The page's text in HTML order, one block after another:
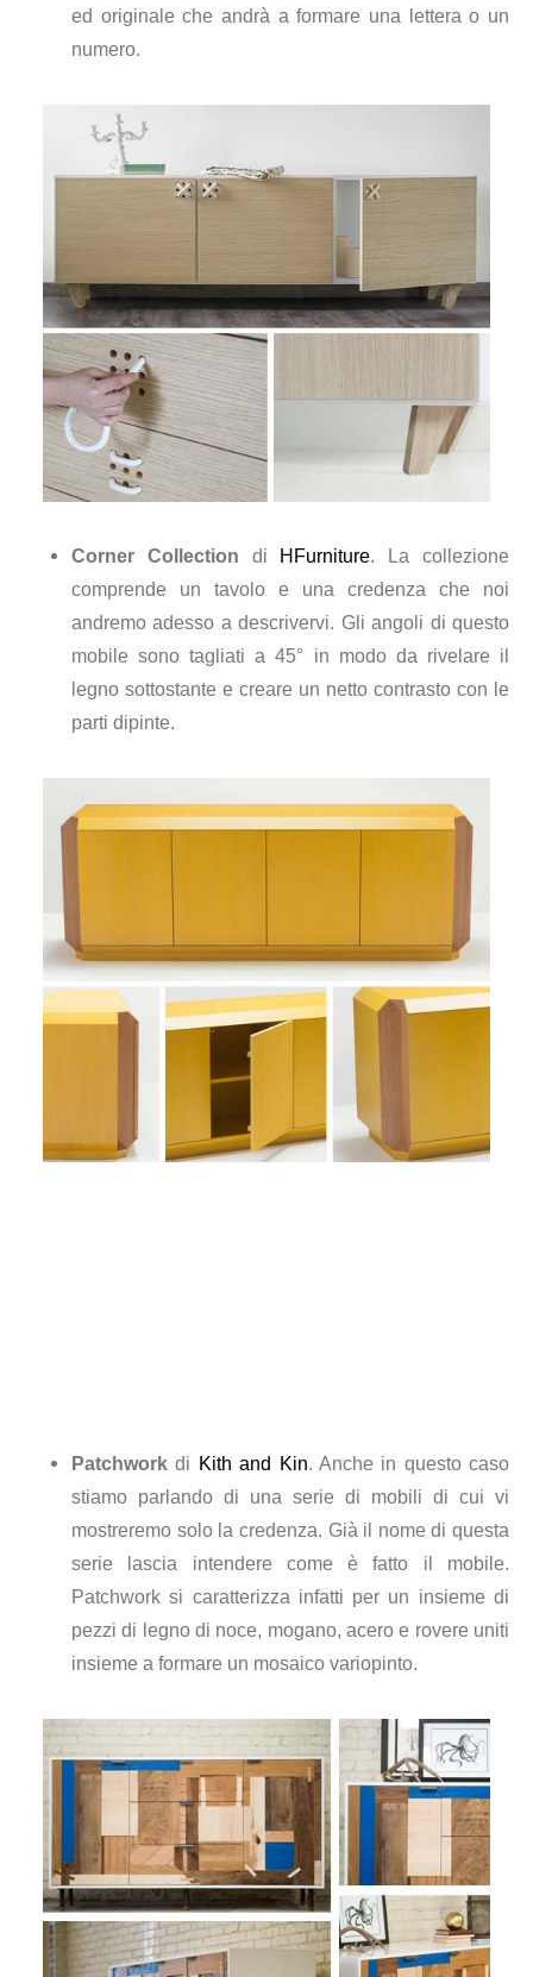
ed originale che andrà a formare una lettera o un
numero.
Corner Collection di HFurniture. La collezione
comprende un tavolo e una credenza che noi
andremo adesso a descrivervi. Gli angoli di questo
mobile sono tagliati a 45° in modo da rivelare il
legno sottostante e creare un netto contrasto con le
parti dipinte.
Patchwork di Kith and Kin. Anche in questo caso
stiamo parlando di una serie di mobili di cui vi
mostreremo solo la credenza. Già il nome di questa
serie lascia intendere come è fatto il mobile.
Patchwork si caratterizza infatti per un insieme di
pezzi di legno di noce, mogano, acero e rovere uniti
insieme a formare un mosaico variopinto.